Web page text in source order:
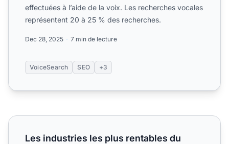
effectuées à l’aide de la voix. Les recherches vocales
représentent 20 à 25 % des recherches.
Dec 28, 2025 7 min de lecture
VoiceSearch SEO +3
Les industries les plus rentables du marketing d'affiliation
Les industries les plus rentables du